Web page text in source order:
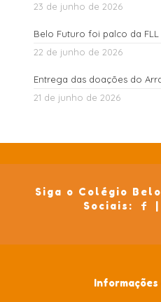
23 de junho de 2026
Belo Futuro foi palco da FLL
22 de junho de 2026
Entrega das doações do
21 de junho de 2026
Siga o Colégio
Sociais:
|